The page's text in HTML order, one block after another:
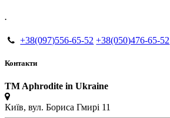
.
+38(097)556-65-52 +38(050)476-65-52
Контакти
TM Aphrodite in Ukraine
Київ, вул. Бориса Гмирі 11